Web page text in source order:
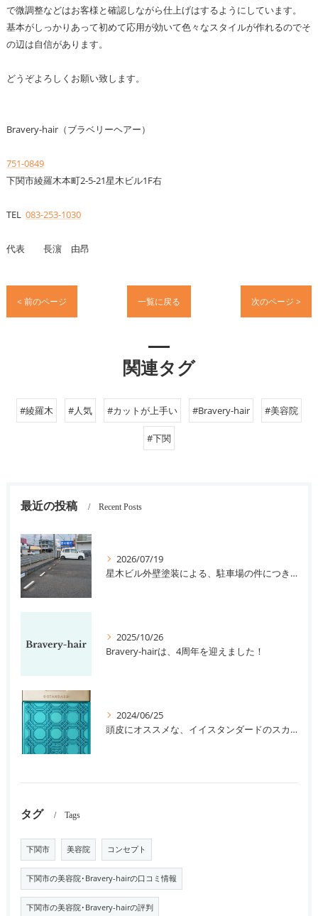
で微調整などはお客様と確認しながら仕上げはするようにしています。
基本がしっかりあって初めて応用が効いて色々なスタイルが作れるのでそ
の辺は自信があります。
どうぞよろしくお願い致します。
Bravery-hair（ブラベリーヘアー）
751-0849
下関市綾羅木本町2-5-21星木ビル1F右
TEL 083-253-1030
代表 長濵 由昂
< 前のページ 一覧に戻る 次のページ >
関連タグ
#綾羅木 #人気 #カットが上手い #Bravery-hair #美容院
#下関
最近の投稿 Recent Posts
2026/07/19
星木ビル外壁塗装による、駐車場の件につきまして。
2025/10/26
Bravery-hairは、4周年を迎えました！
2024/06/25
頭皮にオススメな、イイスタンダードのスカルプ系シャンプー＆トリートメントです！
タグ Tags
下関市 美容院 コンセプト
下関市の美容院･Bravery-hairの口コミ情報
下関市の美容院･Bravery-hairの評判